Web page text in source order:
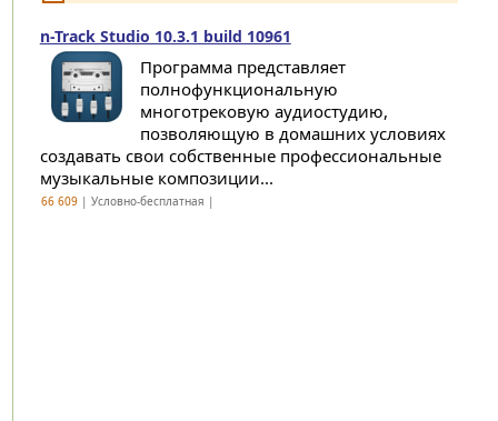
n-Track Studio 10.3.1 build 10961
Программа представляет
полнофункциональную
многотрековую аудиостудию,
позволяющую в домашних условиях
создавать свои собственные профессиональные
музыкальные композиции...
66 609| Условно-бесплатная |